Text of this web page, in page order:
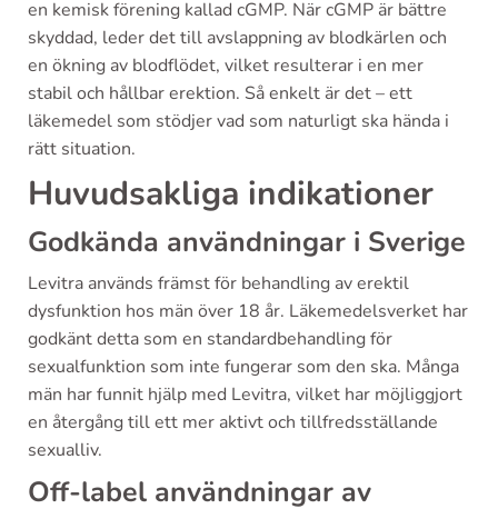
en kemisk förening kallad cGMP. När cGMP är bättre
skyddad, leder det till avslappning av blodkärlen och
en ökning av blodflödet, vilket resulterar i en mer
stabil och hållbar erektion. Så enkelt är det – ett
läkemedel som stödjer vad som naturligt ska hända i
rätt situation.
Huvudsakliga indikationer
Godkända användningar i Sverige
Levitra används främst för behandling av erektil
dysfunktion hos män över 18 år. Läkemedelsverket har
godkänt detta som en standardbehandling för
sexualfunktion som inte fungerar som den ska. Många
män har funnit hjälp med Levitra, vilket har möjliggjort
en återgång till ett mer aktivt och tillfredsställande
sexualliv.
Off-label användningar av